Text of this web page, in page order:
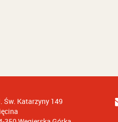
Św. Katarzyny 149